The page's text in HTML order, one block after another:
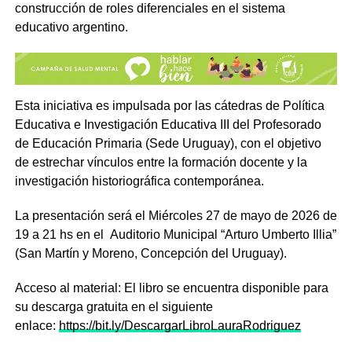
construcción de roles diferenciales en el sistema
educativo argentino.
Esta iniciativa es impulsada por las cátedras de Política
Educativa e Investigación Educativa III del Profesorado
de Educación Primaria (Sede Uruguay), con el objetivo
de estrechar vínculos entre la formación docente y la
investigación historiográfica contemporánea.
La presentación será el Miércoles 27 de mayo de 2026 de
19 a 21 hs en el Auditorio Municipal “Arturo Umberto Illia”
(San Martín y Moreno, Concepción del Uruguay).
Acceso al material: El libro se encuentra disponible para
su descarga gratuita en el siguiente
enlace: https://bit.ly/DescargarLibroLauraRodriguez